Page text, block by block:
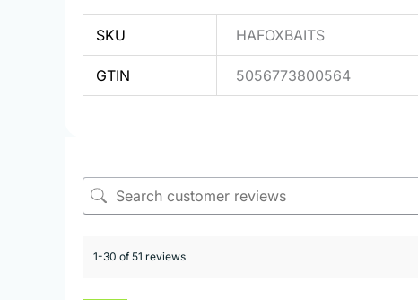
SKU HAFOXBAITS
GTIN 5056773800564
1-30 of 51 reviews